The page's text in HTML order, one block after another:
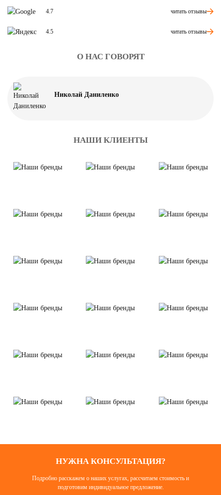
4.7 читать отзывы
4.5 читать отзывы
О НАС ГОВОРЯТ
Николай Даниленко
НАШИ КЛИЕНТЫ
НУЖНА КОНСУЛЬТАЦИЯ?
Подробно расскажем о наших услугах, рассчитаем стоимость и
подготовим индивидуальное предложение.